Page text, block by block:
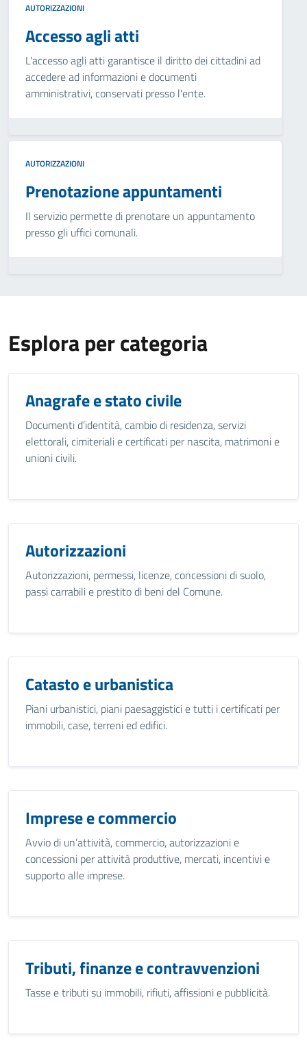
AUTORIZZAZIONI
Accesso agli atti
L'accesso agli atti garantisce il diritto dei cittadini ad
accedere ad informazioni e documenti
amministrativi, conservati presso l'ente.
AUTORIZZAZIONI
Prenotazione appuntamenti
Il servizio permette di prenotare un appuntamento
presso gli uffici comunali.
Esplora per categoria
Anagrafe e stato civile
Documenti d’identità, cambio di residenza, servizi
elettorali, cimiteriali e certificati per nascita, matrimoni e
unioni civili.
Autorizzazioni
Autorizzazioni, permessi, licenze, concessioni di suolo,
passi carrabili e prestito di beni del Comune.
Catasto e urbanistica
Piani urbanistici, piani paesaggistici e tutti i certificati per
immobili, case, terreni ed edifici.
Imprese e commercio
Avvio di un’attività, commercio, autorizzazioni e
concessioni per attività produttive, mercati, incentivi e
supporto alle imprese.
Tributi, finanze e contravvenzioni
Tasse e tributi su immobili, rifiuti, affissioni e pubblicità.